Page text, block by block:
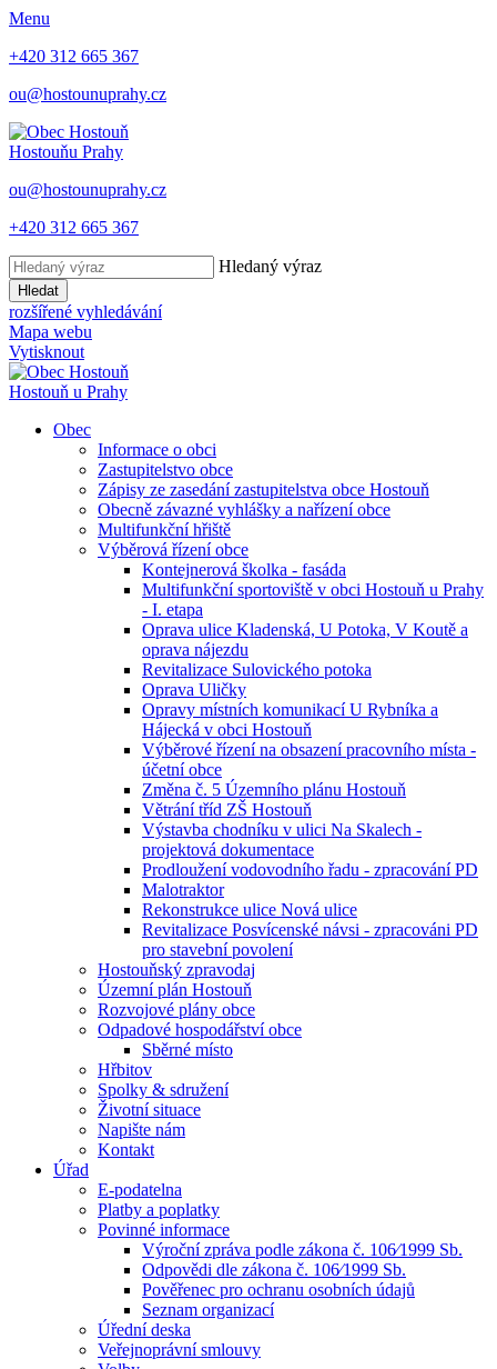
Menu
+420 312 665 367
ou@hostounuprahy.cz
Hostouňu Prahy
ou@hostounuprahy.cz
+420 312 665 367
Hledaný výraz
Hledat
rozšířené vyhledávání
Mapa webu
Vytisknout
Hostouň u Prahy
Obec
Informace o obci
Zastupitelstvo obce
Zápisy ze zasedání zastupitelstva obce Hostouň
Obecně závazné vyhlášky a nařízení obce
Multifunkční hřiště
Výběrová řízení obce
Kontejnerová školka - fasáda
Multifunkční sportoviště v obci Hostouň u Prahy
- I. etapa
Oprava ulice Kladenská, U Potoka, V Koutě a
oprava nájezdu
Revitalizace Sulovického potoka
Oprava Uličky
Opravy místních komunikací U Rybníka a
Hájecká v obci Hostouň
Výběrové řízení na obsazení pracovního místa -
účetní obce
Změna č. 5 Územního plánu Hostouň
Větrání tříd ZŠ Hostouň
Výstavba chodníku v ulici Na Skalech -
projektová dokumentace
Prodloužení vodovodního řadu - zpracování PD
Malotraktor
Rekonstrukce ulice Nová ulice
Revitalizace Posvícenské návsi - zpracováni PD
pro stavební povolení
Hostouňský zpravodaj
Územní plán Hostouň
Rozvojové plány obce
Odpadové hospodářství obce
Sběrné místo
Hřbitov
Spolky & sdružení
Životní situace
Napište nám
Kontakt
Úřad
E-podatelna
Platby a poplatky
Povinné informace
Výroční zpráva podle zákona č. 106⁄1999 Sb.
Odpovědi dle zákona č. 106⁄1999 Sb.
Pověřenec pro ochranu osobních údajů
Seznam organizací
Úřední deska
Veřejnoprávní smlouvy